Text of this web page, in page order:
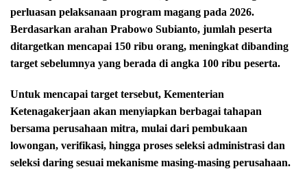
perluasan pelaksanaan program magang pada 2026.
Berdasarkan arahan Prabowo Subianto, jumlah peserta
ditargetkan mencapai 150 ribu orang, meningkat dibanding
target sebelumnya yang berada di angka 100 ribu peserta.
Untuk mencapai target tersebut, Kementerian
Ketenagakerjaan akan menyiapkan berbagai tahapan
bersama perusahaan mitra, mulai dari pembukaan
lowongan, verifikasi, hingga proses seleksi administrasi dan
seleksi daring sesuai mekanisme masing-masing perusahaan.